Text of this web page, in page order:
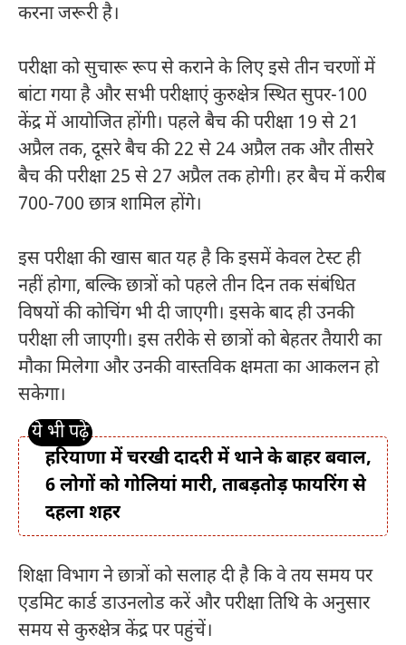
करना जरूरी है।
परीक्षा को सुचारू रूप से कराने के लिए इसे तीन चरणों में
बांटा गया है और सभी परीक्षाएं कुरुक्षेत्र स्थित सुपर-100
केंद्र में आयोजित होंगी। पहले बैच की परीक्षा 19 से 21
अप्रैल तक, दूसरे बैच की 22 से 24 अप्रैल तक और तीसरे
बैच की परीक्षा 25 से 27 अप्रैल तक होगी। हर बैच में करीब
700-700 छात्र शामिल होंगे।
इस परीक्षा की खास बात यह है कि इसमें केवल टेस्ट ही
नहीं होगा, बल्कि छात्रों को पहले तीन दिन तक संबंधित
विषयों की कोचिंग भी दी जाएगी। इसके बाद ही उनकी
परीक्षा ली जाएगी। इस तरीके से छात्रों को बेहतर तैयारी का
मौका मिलेगा और उनकी वास्तविक क्षमता का आकलन हो
सकेगा।
हरियाणा में चरखी दादरी में थाने के बाहर बवाल,
6 लोगों को गोलियां मारी, ताबड़तोड़ फायरिंग से
दहला शहर
शिक्षा विभाग ने छात्रों को सलाह दी है कि वे तय समय पर
एडमिट कार्ड डाउनलोड करें और परीक्षा तिथि के अनुसार
समय से कुरुक्षेत्र केंद्र पर पहुंचें।